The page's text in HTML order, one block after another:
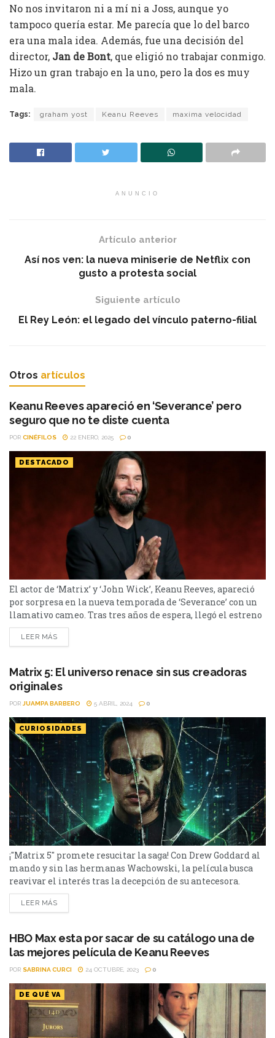
No nos invitaron ni a mí ni a Joss, aunque yo
tampoco quería estar. Me parecía que lo del barco
era una mala idea. Además, fue una decisión del
director, Jan de Bont, que eligió no trabajar conmigo.
Hizo un gran trabajo en la uno, pero la dos es muy
mala.
Tags: graham yost Keanu Reeves maxima velocidad
ANUNCIO
Artículo anterior
Así nos ven: la nueva miniserie de Netflix con
gusto a protesta social
Siguiente artículo
El Rey León: el legado del vínculo paterno-filial
Otros artículos
Keanu Reeves apareció en ‘Severance’ pero
seguro que no te diste cuenta
POR CINÉFILOS 22 ENERO, 2025 0
DESTACADO
El actor de ‘Matrix’ y ‘John Wick’, Keanu Reeves, apareció
por sorpresa en la nueva temporada de ‘Severance’ con un
llamativo cameo. Tras tres años de espera, llegó el estreno
de la temporada 2 de Severance. La serie de Apple TV+ se
reencuentra con sus espectadores para
ficción y cuenta con un cameo de, nada más...
LEER MÁS
Matrix 5: El universo renace sin sus creadoras
originales
POR JUAMPA BARBERO 5 ABRIL, 2024 0
CURIOSIDADES
¡"Matrix 5" promete resucitar la saga! Con Drew Goddard al
mando y sin las hermanas Wachowski, la película busca
reavivar el interés tras la decepción de su antecesora.
Después de la decepcionante recepción de "Matrix
Resurrections" por parte de crítica y público, Warner Bros.
icónica saga de ciencia...
LEER MÁS
HBO Max esta por sacar de su catálogo una de
las mejores película de Keanu Reeves
POR SABRINA CURCI 24 OCTUBRE, 2023 0
DE QUÉ VA